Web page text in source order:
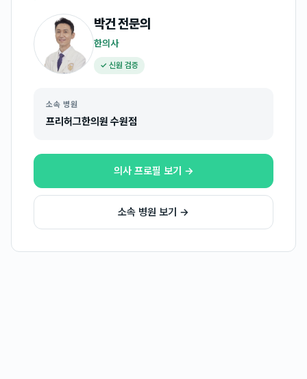
박건전문의
한의사
✓ 신원 검증
소속 병원
프리허그한의원 수원점
의사 프로필 보기 →
소속 병원 보기 →